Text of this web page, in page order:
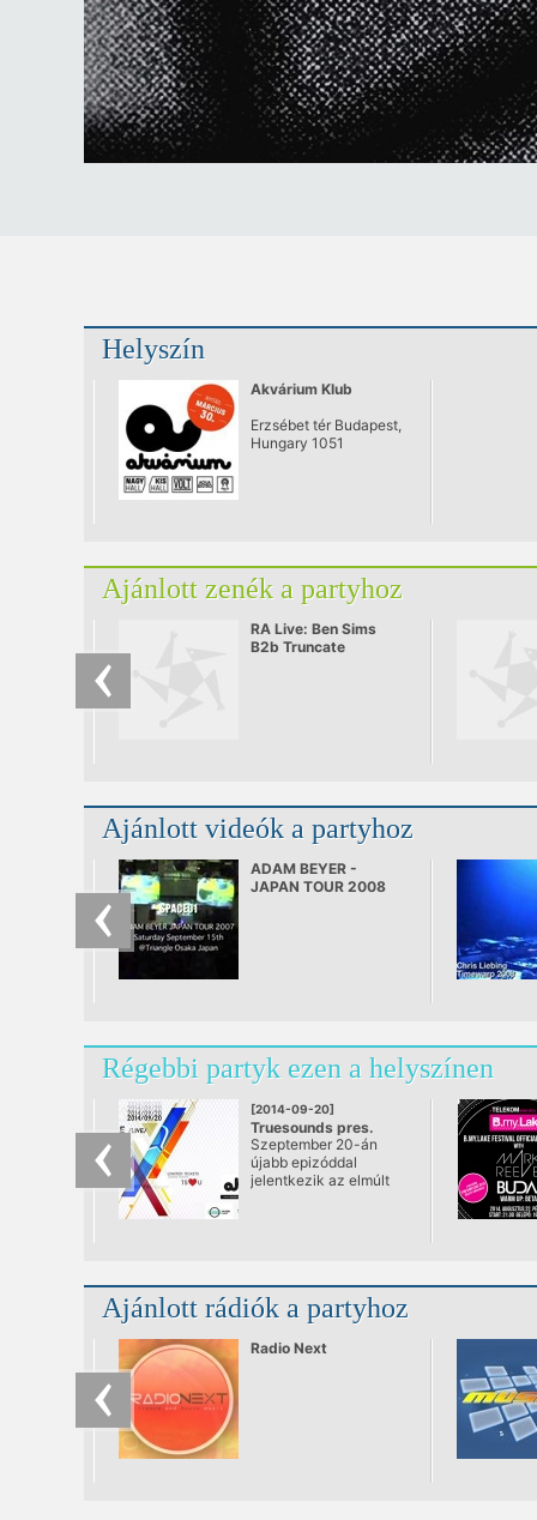
Helyszín
Akvárium Klub
Erzsébet tér Budapest,
Hungary 1051
Ajánlott zenék a partyhoz
RA Live: Ben Sims
B2b Truncate
Ajánlott videók a partyhoz
ADAM BEYER -
JAPAN TOUR 2008
Régebbi partyk ezen a helyszínen
[2014-09-20]
Truesounds pres.
LAKE PEOPLE & ALEX
NIGGEMANN
@ Akvárium Klub
Szeptember 20-án
újabb epizóddal
jelentkezik az elmúlt
az eddigiek során is
mindig nagy
odafigyeléssel
választották ki a TS
Ajánlott rádiók a partyhoz
Radio Next